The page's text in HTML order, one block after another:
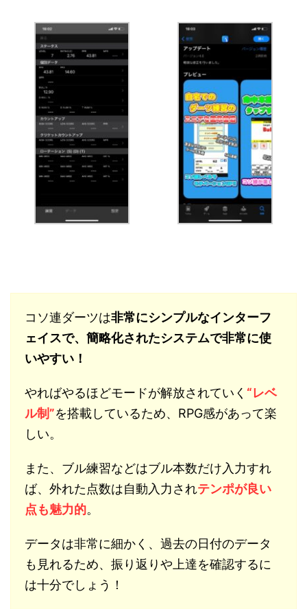
コソ連ダーツは非常にシンプルなインターフ
ェイスで、簡略化されたシステムで非常に使
いやすい！
やればやるほどモードが解放されていく “レベ
ル制”を搭載しているため、RPG感があって楽
しい。
また、ブル練習などはブル本数だけ入力すれ
ば、外れた点数は自動入力されテンポが良い
点も魅力的。
データは非常に細かく、過去の日付のデータ
も見れるため、振り返りや上達を確認するに
は十分でしょう！